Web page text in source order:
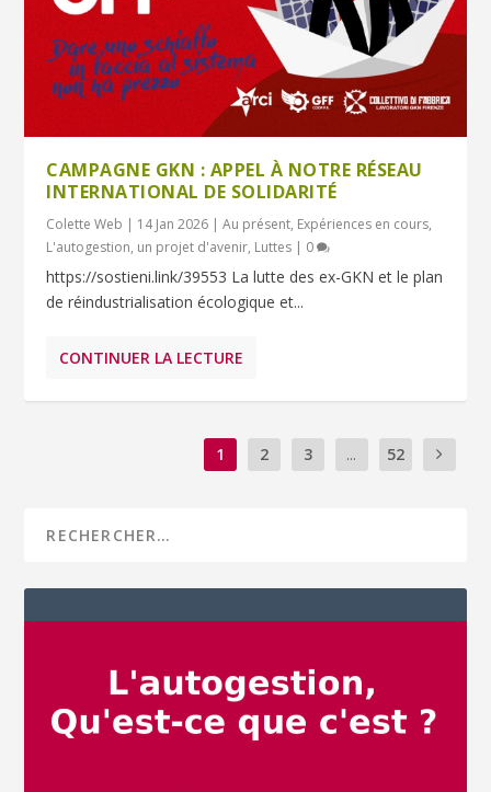
CAMPAGNE GKN : APPEL À NOTRE RÉSEAU
INTERNATIONAL DE SOLIDARITÉ
Colette Web | 14 Jan 2026 |Au présent, Expériences en cours,
L'autogestion, un projet d'avenir, Luttes | 0
https://sostieni.link/39553 La lutte des ex-GKN et le plan
de réindustrialisation écologique et...
CONTINUER LA LECTURE
1 2 3 ... 52